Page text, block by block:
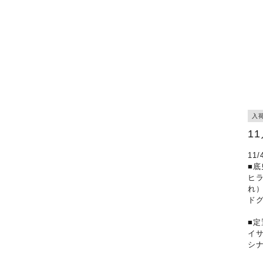
入
11
11/
■底
ヒ
れ
ド
■定
イ
シ